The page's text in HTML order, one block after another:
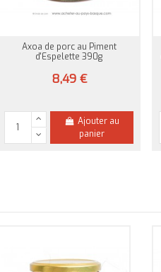
Axoa de porc au Piment
d'Espelette 390g
8,49 €
Ajouter au
panier